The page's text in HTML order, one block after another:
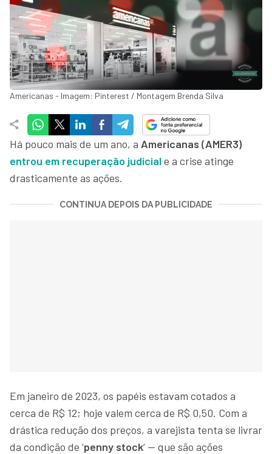
Americanas - Imagem: Pinterest / Montagem Brenda Silva
Há pouco mais de um ano, a Americanas (AMER3)
entrou em recuperação judiciale a crise atinge
drasticamente as ações.
CONTINUA DEPOIS DA PUBLICIDADE
Em janeiro de 2023, os papéis estavam cotados a
cerca de R$ 12; hoje valem cerca de R$ 0,50. Com a
drástica redução dos preços, a varejista tenta se livrar
da condição de ‘penny stock’ — que são ações